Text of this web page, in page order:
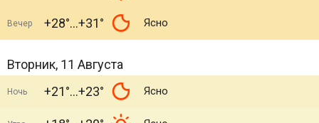
Вечер +28° +31° Ясно
Вторник, 11 Августа
Ночь +21° +23° Ясно